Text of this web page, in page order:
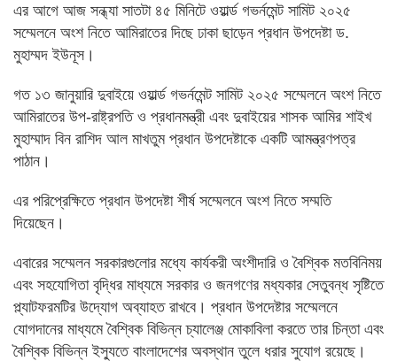
এর আগে আজ‌ সন্ধ্যা সাতটা ৪৫ মিনিটে ওয়ার্ল্ড গভর্নমেন্ট সামিট ২০২৫
সম্মেলনে অংশ নিতে আমিরাতের দিছে ঢাকা ছাড়েন প্রধান উপদেষ্টা ড.
মুহাম্মদ ইউনূস।
গত ১৩ জানুয়ারি দুবাইয়ে ওয়ার্ল্ড গভর্নমেন্ট সামিট ২০২৫ সম্মেলনে অংশ নিতে
আমিরাতের উপ-রাষ্ট্রপতি ও প্রধানমন্ত্রী এবং দুবাইয়ের শাসক আমির শাইখ
মুহাম্মাদ বিন রাশিদ আল মাখতুম প্রধান উপদেষ্টাকে একটি আমন্ত্রণপত্র
পাঠান।
এর পরিপ্রেক্ষিতে প্রধান উপদেষ্টা শীর্ষ সম্মেলনে অংশ নিতে সম্মতি
দিয়েছেন।
এবারের সম্মেলন সরকারগুলোর মধ্যে কার্যকরী অংশীদারি ও বৈশ্বিক মতবিনিময়
এবং সহযোগিতা বৃদ্ধির মাধ্যমে সরকার ও জনগণের মধ্যকার সেতুবন্ধ সৃষ্টিতে
প্ল্যাটফরমটির উদ্যোগ অব্যাহত রাখবে। প্রধান উপদেষ্টার সম্মেলনে
যোগদানের মাধ্যমে বৈশ্বিক বিভিন্ন চ্যালেঞ্জ মোকাবিলা করতে তার চিন্তা এবং
বৈশ্বিক বিভিন্ন ইস্যুতে বাংলাদেশের অবস্থান তুলে ধরার সুযোগ রয়েছে।